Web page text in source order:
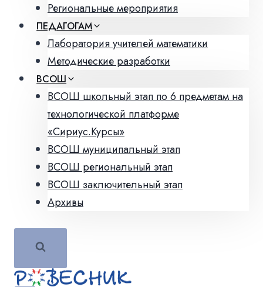
Региональные мероприятия
ПЕДАГОГАМ
Лаборатория учителей математики
Методические разработки
ВСОШ
ВСОШ школьный этап по 6 предметам на
технологической платформе
«Сириус.Курсы»
ВСОШ муниципальный этап
ВСОШ региональный этап
ВСОШ заключительный этап
Архивы